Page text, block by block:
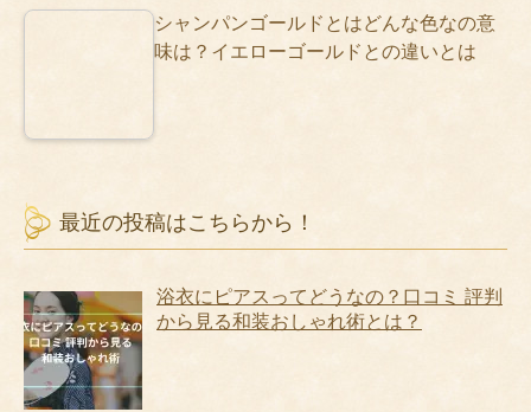
シャンパンゴールドとはどんな色なの意
味は？イエローゴールドとの違いとは
最近の投稿はこちらから！
浴衣にピアスってどうなの？口コミ 評判
から見る和装おしゃれ術とは？